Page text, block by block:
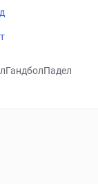
ГандболПадел